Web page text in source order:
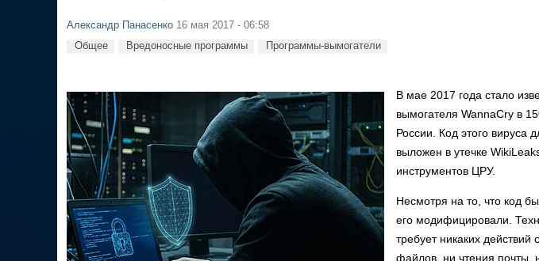
Александр Панасенко 16 мая 2017 - 06:58
Общее Вредоносные программы Программы-вымогатели
В мае 2017 года стало
вымогателя WannaCry в
России. Код этого
выложен в утечке
инструментов ЦРУ.
Несмотря на то, что код
его модифицировали.
требует никаких
файлов, ни чтения почты,